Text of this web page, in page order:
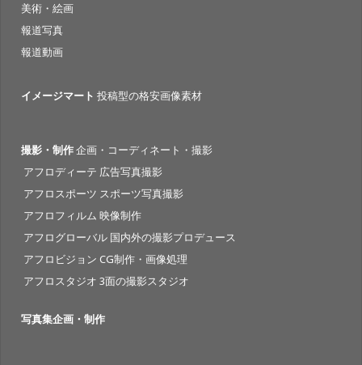
美術・絵画
報道写真
報道動画
イメージマート 投稿型の格安画像素材
撮影・制作企画・コーディネート・撮影
アフロディーテ 広告写真撮影
アフロスポーツ スポーツ写真撮影
アフロフィルム 映像制作
アフログローバル 国内外の撮影プロデュース
アフロビジョン CG制作・画像処理
アフロスタジオ 3面の撮影スタジオ
写真集企画・制作